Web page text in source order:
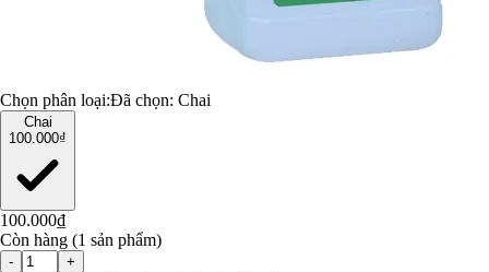
Chọn phân loại:Đã chọn: Chai
Chai
100.000₫
100.000₫
Còn hàng (1 sản phẩm)
-
+